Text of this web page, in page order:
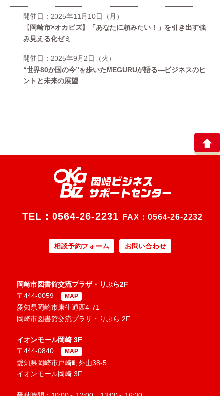
開催日：2025年11月10日（月）
【岡崎市×オカビズ】「あなたに頼みたい！」を引き出す強
み見える化ゼミ
開催日：2025年9月2日（火）
“世界80か国の今”を歩いたMEGURUが語る—ビジネスのヒ
ントと未来の展望
TEL： 0564-26-2231 FAX：0564-26-2232
相談予約フォーム お問い合わせ
岡崎市図書館交流プラザ・りぶら2F
〒444-0059
MAP
愛知県岡崎市康生通西4-71
岡崎市図書館交流プラザ・りぶら 2F
イオンモール岡崎 3F
〒444-0840
MAP
愛知県岡崎市戸崎町外山38-5
イオンモール岡崎 3F